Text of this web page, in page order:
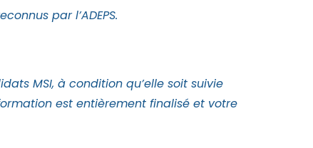
par l’ADEPS.
MSI, à condition qu’elle soit suivie
est entièrement finalisé et votre